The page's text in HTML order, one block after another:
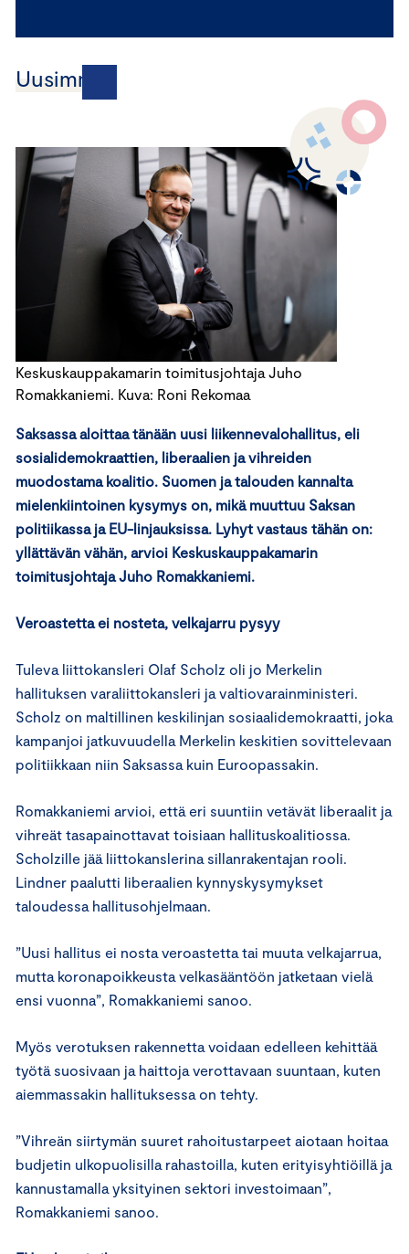
Uusimmat
Keskuskauppakamarin toimitusjohtaja Juho
Romakkaniemi. Kuva: Roni Rekomaa
Saksassa aloittaa tänään uusi liikennevalohallitus, eli
sosialidemokraattien, liberaalien ja vihreiden
muodostama koalitio. Suomen ja talouden kannalta
mielenkiintoinen kysymys on, mikä muuttuu Saksan
politiikassa ja EU-linjauksissa. Lyhyt vastaus tähän on:
yllättävän vähän, arvioi Keskuskauppakamarin
toimitusjohtaja Juho Romakkaniemi.
Veroastetta ei nosteta, velkajarru pysyy
Tuleva liittokansleri Olaf Scholz oli jo Merkelin
hallituksen varaliittokansleri ja valtiovarainministeri.
Scholz on maltillinen keskilinjan sosiaalidemokraatti, joka
kampanjoi jatkuvuudella Merkelin keskitien sovittelevaan
politiikkaan niin Saksassa kuin Euroopassakin.
Romakkaniemi arvioi, että eri suuntiin vetävät liberaalit ja
vihreät tasapainottavat toisiaan hallituskoalitiossa.
Scholzille jää liittokanslerina sillanrakentajan rooli.
Lindner paalutti liberaalien kynnyskysymykset
taloudessa hallitusohjelmaan.
”Uusi hallitus ei nosta veroastetta tai muuta velkajarrua,
mutta koronapoikkeusta velkasääntöön jatketaan vielä
ensi vuonna”, Romakkaniemi sanoo.
Myös verotuksen rakennetta voidaan edelleen kehittää
työtä suosivaan ja haittoja verottavaan suuntaan, kuten
aiemmassakin hallituksessa on tehty.
”Vihreän siirtymän suuret rahoitustarpeet aiotaan hoitaa
budjetin ulkopuolisilla rahastoilla, kuten erityisyhtiöillä ja
kannustamalla yksityinen sektori investoimaan”,
Romakkaniemi sanoo.